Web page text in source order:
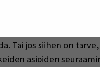
muu voisi hyötyä
Tai jos siihen on
asioiden